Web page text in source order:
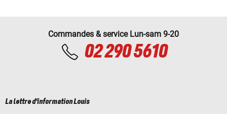
Commandes & service Lun-sam 9-20
02 290 5610
La lettre d'information Louis